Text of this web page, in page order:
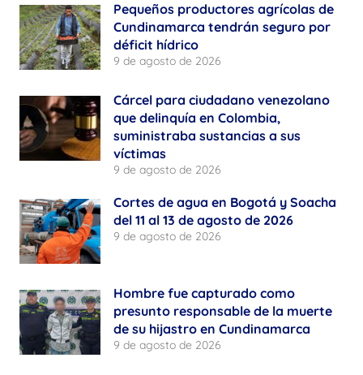
Pequeños productores agrícolas de
Cundinamarca tendrán seguro por
déficit hídrico
9 de agosto de 2026
Cárcel para ciudadano venezolano
que delinquía en Colombia,
suministraba sustancias a sus
víctimas
9 de agosto de 2026
Cortes de agua en Bogotá y Soacha
del 11 al 13 de agosto de 2026
9 de agosto de 2026
Hombre fue capturado como
presunto responsable de la muerte
de su hijastro en Cundinamarca
9 de agosto de 2026